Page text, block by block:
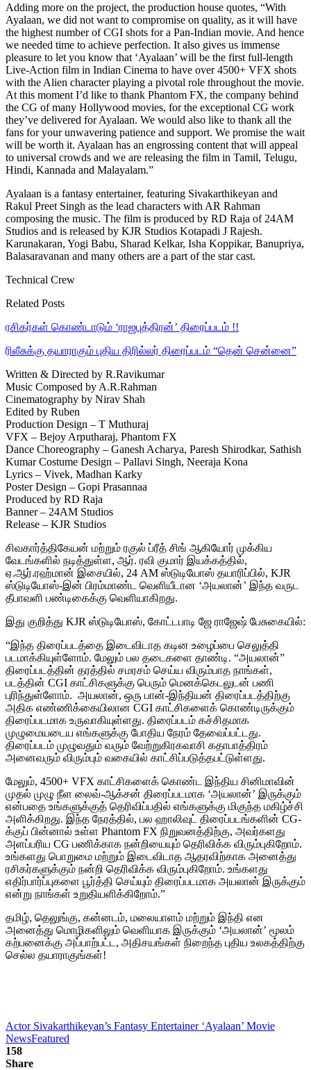
Adding more on the project, the production house quotes, “With
Ayalaan, we did not want to compromise on quality, as it will have
the highest number of CGI shots for a Pan-Indian movie. And hence
we needed time to achieve perfection. It also gives us immense
pleasure to let you know that ‘Ayalaan’ will be the first full-length
Live-Action film in Indian Cinema to have over 4500+ VFX shots
with the Alien character playing a pivotal role throughout the movie.
At this moment I’d like to thank Phantom FX, the company behind
the CG of many Hollywood movies, for the exceptional CG work
they’ve delivered for Ayalaan. We would also like to thank all the
fans for your unwavering patience and support. We promise the wait
will be worth it. Ayalaan has an engrossing content that will appeal
to universal crowds and we are releasing the film in Tamil, Telugu,
Hindi, Kannada and Malayalam.”
Ayalaan is a fantasy entertainer, featuring Sivakarthikeyan and
Rakul Preet Singh as the lead characters with AR Rahman
composing the music. The film is produced by RD Raja of 24AM
Studios and is released by KJR Studios Kotapadi J Rajesh.
Karunakaran, Yogi Babu, Sharad Kelkar, Isha Koppikar, Banupriya,
Balasaravanan and many others are a part of the star cast.
Technical Crew
Related Posts
ரசிகர்கள் கொண்டாடும் ‘ராஜபுத்திரன்’ திரைப்படம் !!
ரிலீசுக்கு தயாராகும் புதிய திரில்லர் திரைப்படம் “தென் சென்னை”
Written & Directed by R.Ravikumar
Music Composed by A.R.Rahman
Cinematography by Nirav Shah
Edited by Ruben
Production Design – T Muthuraj
VFX – Bejoy Arputharaj, Phantom FX
Dance Choreography – Ganesh Acharya, Paresh Shirodkar, Sathish
Kumar Costume Design – Pallavi Singh, Neeraja Kona
Lyrics – Vivek, Madhan Karky
Poster Design – Gopi Prasannaa
Produced by RD Raja
Banner – 24AM Studios
Release – KJR Studios
சிவகார்த்திகேயன் மற்றும் ரகுல் ப்ரீத் சிங் ஆகியோர் முக்கிய
வேடங்களில் நடித்துள்ள, ஆர். ரவி குமார் இயக்கத்தில்,
ஏ.ஆர்.ரஹ்மான் இசையில், 24 AM ஸ்டுடியோஸ் தயாரிப்பில், KJR
ஸ்டுடியோஸ்-இன் பிரம்மாண்ட வெளியீடான ‘அயலான்’ இந்த வருட
தீபாவளி பண்டிகைக்கு வெளியாகிறது.
இது குறித்து KJR ஸ்டுடியோஸ், கோட்டபாடி ஜே ராஜேஷ் பேசுகையில்:
“இந்த திரைப்படத்தை இடைவிடாத கடின உழைப்பை செலுத்தி
படமாக்கியுள்ளோம். மேலும் பல தடைகளை தாண்டி. “அயலான்”
திரைப்படத்தின் தரத்தில் சமரசம் செய்ய விரும்பாத நாங்கள்,
படத்தின் CGI காட்சிகளுக்கு பெரும் மெனக்கெடலுடன் பணி
புரிந்துள்ளோம். அயலான், ஒரு பான்-இந்தியன் திரைப்படத்திற்கு
அதிக எண்ணிக்கையிலான CGI காட்சிகளைக் கொண்டிருக்கும்
திரைப்படமாக உருவாகியுள்ளது. திரைப்படம் கச்சிதமாக
முழுமையடைய எங்களுக்கு போதிய நேரம் தேவைப்பட்டது.
திரைப்படம் முழுவதும் வரும் வேற்றுகிரகவாசி கதாபாத்திரம்
அனைவரும் விரும்பும் வகையில் காட்சிப்படுத்தபட்டுள்ளது.
மேலும், 4500+ VFX காட்சிகளைக் கொண்ட இந்திய சினிமாவின்
முதல் முழு நீள லைவ்-ஆக்சன் திரைப்படமாக ‘அயலான்’ இருக்கும்
என்பதை உங்களுக்குத் தெரிவிப்பதில் எங்களுக்கு மிகுந்த மகிழ்ச்சி
அளிக்கிறது. இந்த நேரத்தில், பல ஹாலிவுட் திரைப்படங்களின் CG-
க்குப் பின்னால் உள்ள Phantom FX நிறுவனத்திற்கு, அவர்களது
அளப்பரிய CG பணிக்காக நன்றியையும் தெரிவிக்க விரும்புகிறோம்.
உங்களது பொறுமை மற்றும் இடைவிடாத ஆதரவிற்காக அனைத்து
ரசிகர்களுக்கும் நன்றி தெரிவிக்க விரும்புகிறோம். உங்களது
எதிர்பார்ப்புகளை பூர்த்தி செய்யும் திரைப்படமாக அயலான் இருக்கும்
என்று நாங்கள் உறுதியளிக்கிறோம்.”
தமிழ், தெலுங்கு, கன்னடம், மலையாளம் மற்றும் இந்தி என
அனைத்து மொழிகளிலும் வெளியாக இருக்கும் ‘அயலான்’ மூலம்
கற்பனைக்கு அப்பாற்பட்ட, அதிசயங்கள் நிறைந்த புதிய உலகத்திற்கு
செல்ல தயாராகுங்கள்!
Actor Sivakarthikeyan’s Fantasy Entertainer ‘Ayalaan’ Movie
NewsFeatured
158
Share